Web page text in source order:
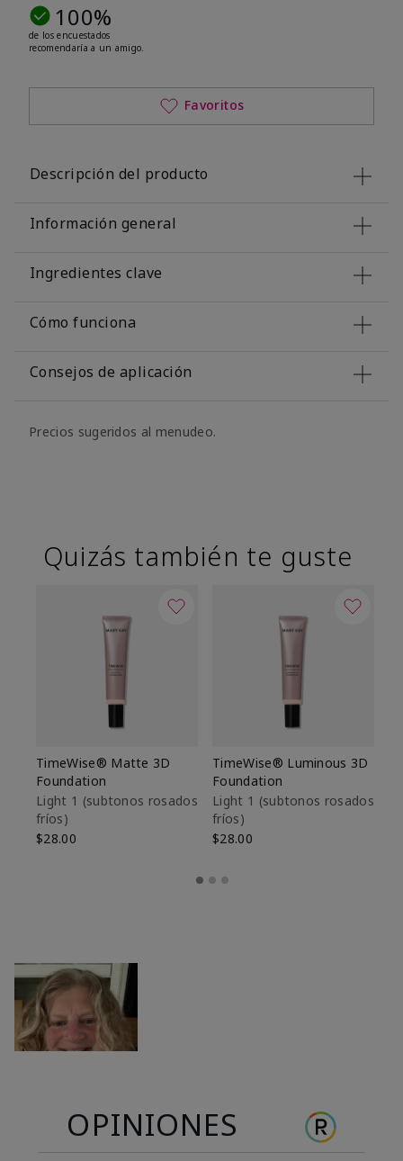
100%
de los encuestados
recomendaría a un amigo.
Favoritos
Descripción del producto
Información general
Ingredientes clave
Cómo funciona
Consejos de aplicación
Precios sugeridos al menudeo.
Quizás también te guste
TimeWise® Matte 3D
Foundation
Light 1​ (subtonos rosados
fríos)
$28.00
TimeWise® Luminous 3D
Foundation
Light 1​ (subtonos rosados
fríos)
$28.00
OPINIONES